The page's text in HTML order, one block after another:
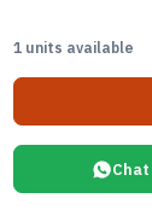
1 units available